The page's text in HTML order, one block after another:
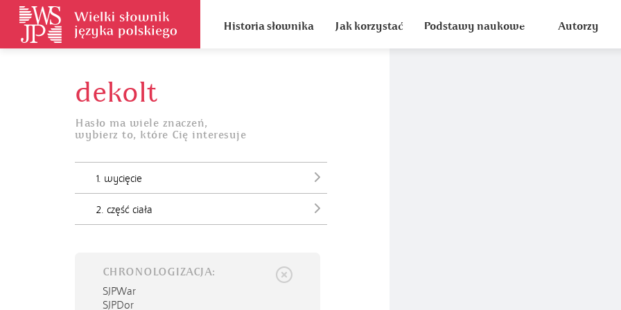
Historia słownika Jak korzystać Podstawy naukowe Autorzy
dekolt
Hasło ma wiele znaczeń,
wybierz to, które Cię interesuje
1. wycięcie
2. część ciała
CHRONOLOGIZACJA:
SJPWar
SJPDor